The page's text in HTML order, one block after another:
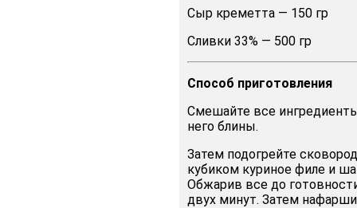
Сыр креметта — 150 гр
Сливки 33% — 500 гр
Способ приготовления
Смешайте все
него блины.
Затем подогрейте
кубиком куриное филе и
Обжарив все до
двух минут. Затем